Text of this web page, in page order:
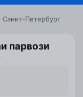
Петербург
парвози